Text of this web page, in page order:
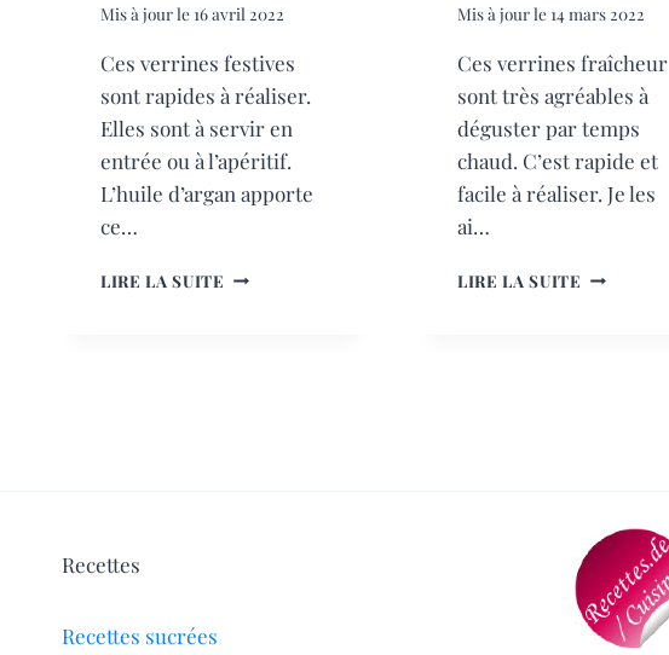
Mis à jour le 16 avril 2022
Ces verrines festives
sont rapides à réaliser.
Elles sont à servir en
entrée ou à l’apéritif.
L’huile d’argan apporte
ce…
LIRE LA SUITE VERRINES
Mis à jour le 14 mars 2022
Ces verrines fraîcheur
sont très agréables à
déguster par temps
chaud. C’est rapide et
facile à réaliser. Je les
ai…
LIRE LA SUITE VERRINES
Recettes
Recettes sucrées